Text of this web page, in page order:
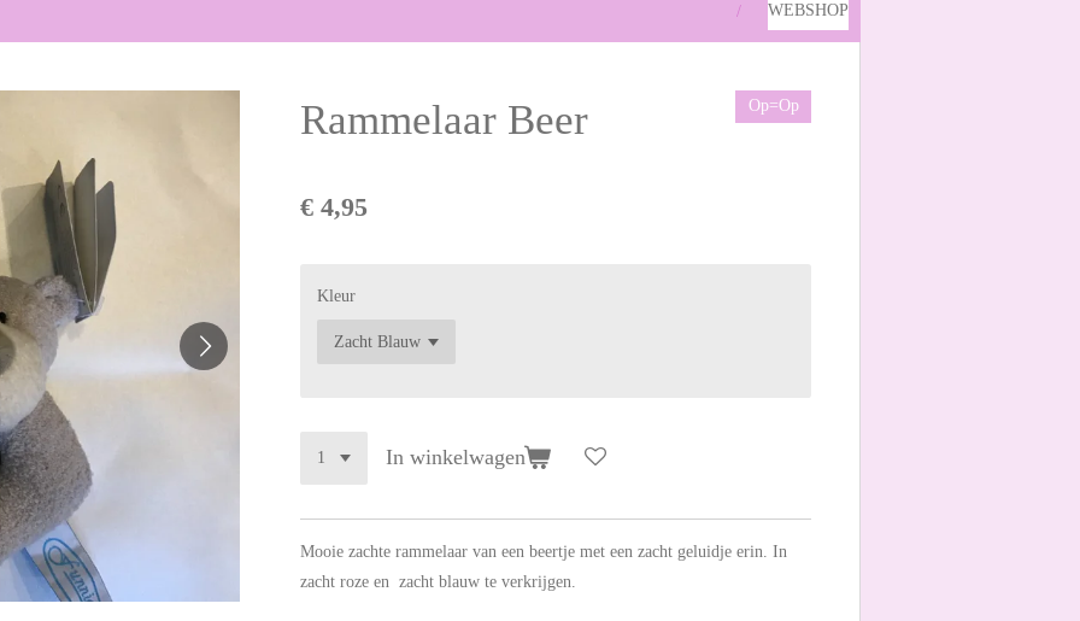
WEBSHOP
Rammelaar Beer Op=Op
€ 4,95
Kleur
In winkelwagen
Mooie zachte rammelaar van een beertje met een zacht geluidje erin. In
zacht roze en zacht blauw te verkrijgen.